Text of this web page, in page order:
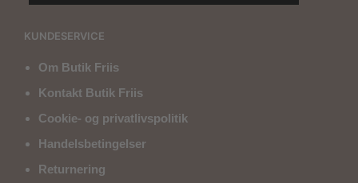
KUNDESERVICE
Om Butik Friis
Kontakt Butik Friis
Cookie- og privatlivspolitik
Handelsbetingelser
Returnering